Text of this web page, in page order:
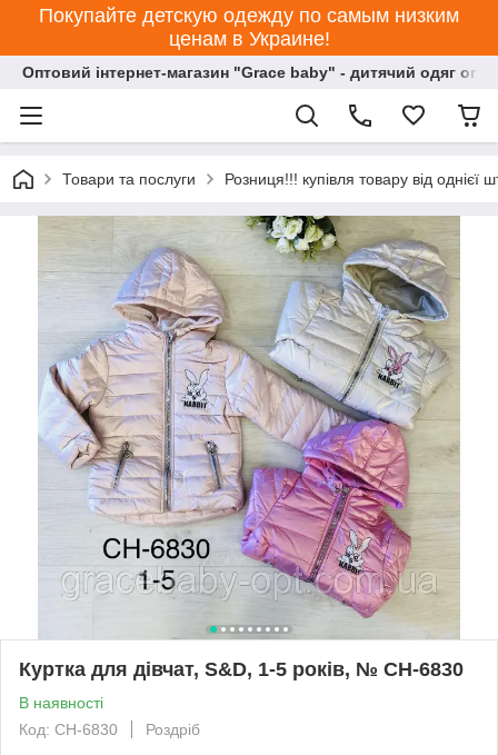
Покупайте детскую одежду по самым низким
ценам в Украине!
Оптовий інтернет-магазин "Grace baby" - дитячий одяг
Товари та послуги Розниця!!! купівля товару від однієї
Куртка для дівчат, S&D, 1-5 років, № СН-6830
В наявності
Код: СН-6830
Роздріб